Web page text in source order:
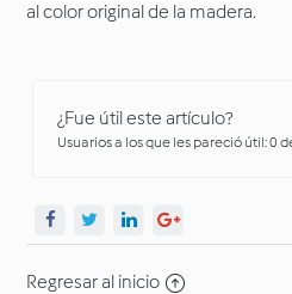
al color original de la madera.
¿Fue útil este artículo?
Usuarios a los que les pareció útil: 0
Regresar al inicio